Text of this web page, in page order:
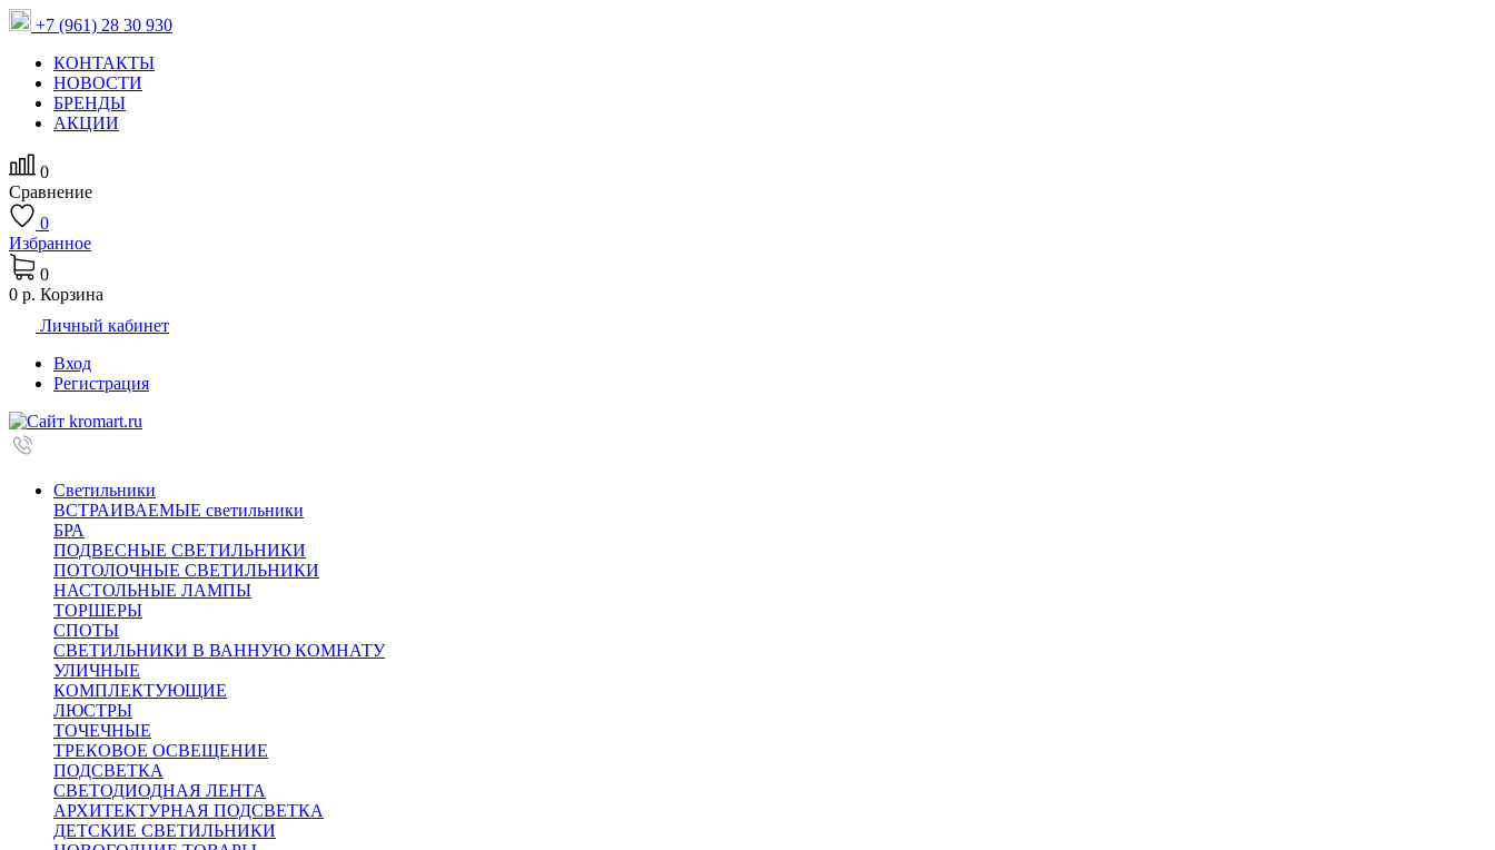
+7 (961) 28 30 930
КОНТАКТЫ
НОВОСТИ
БРЕНДЫ
АКЦИИ
0
Сравнение
0
Избранное
0
0 р. Корзина
Личный кабинет
Вход
Регистрация
Светильники
ВСТРАИВАЕМЫЕ светильники
БРА
ПОДВЕСНЫЕ СВЕТИЛЬНИКИ
ПОТОЛОЧНЫЕ СВЕТИЛЬНИКИ
НАСТОЛЬНЫЕ ЛАМПЫ
ТОРШЕРЫ
СПОТЫ
СВЕТИЛЬНИКИ В ВАННУЮ КОМНАТУ
УЛИЧНЫЕ
КОМПЛЕКТУЮЩИЕ
ЛЮСТРЫ
ТОЧЕЧНЫЕ
ТРЕКОВОЕ ОСВЕЩЕНИЕ
ПОДСВЕТКА
СВЕТОДИОДНАЯ ЛЕНТА
АРХИТЕКТУРНАЯ ПОДСВЕТКА
ДЕТСКИЕ СВЕТИЛЬНИКИ